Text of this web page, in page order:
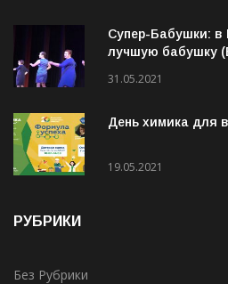
21.04.2021
Супер-Бабушки: в
31.05.2021
День химика для